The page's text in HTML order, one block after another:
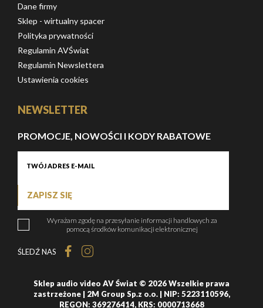
Dane firmy
Sklep - wirtualny spacer
Polityka prywatności
Regulamin AVŚwiat
Regulamin Newslettera
Ustawienia cookies
NEWSLETTER
PROMOCJE, NOWOŚCI I KODY RABATOWE
ZAPISZ SIĘ
Wyrażam zgodę na przesyłanie informacji handlowych za
pomocą środków komunikacji elektronicznej
ŚLEDŹ NAS
Sklep audio video AV Świat © 2026 Wszelkie prawa
zastrzeżone | 2M Group Sp.z o.o. | NIP: 5223110596,
REGON: 369276414, KRS: 0000713668